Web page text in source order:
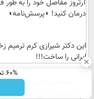
درمنزل
آرتروز مفاصل خود را به طور
درمان کنید! ◗پرسش‌نامه◖
این دکتر شیرازی کرم ترمیم
ایرانی را ساخت!!!
60% تخفیف پوشاک جین وست + خرید در 4 قسط
عصر ایران۲
آب و هوا